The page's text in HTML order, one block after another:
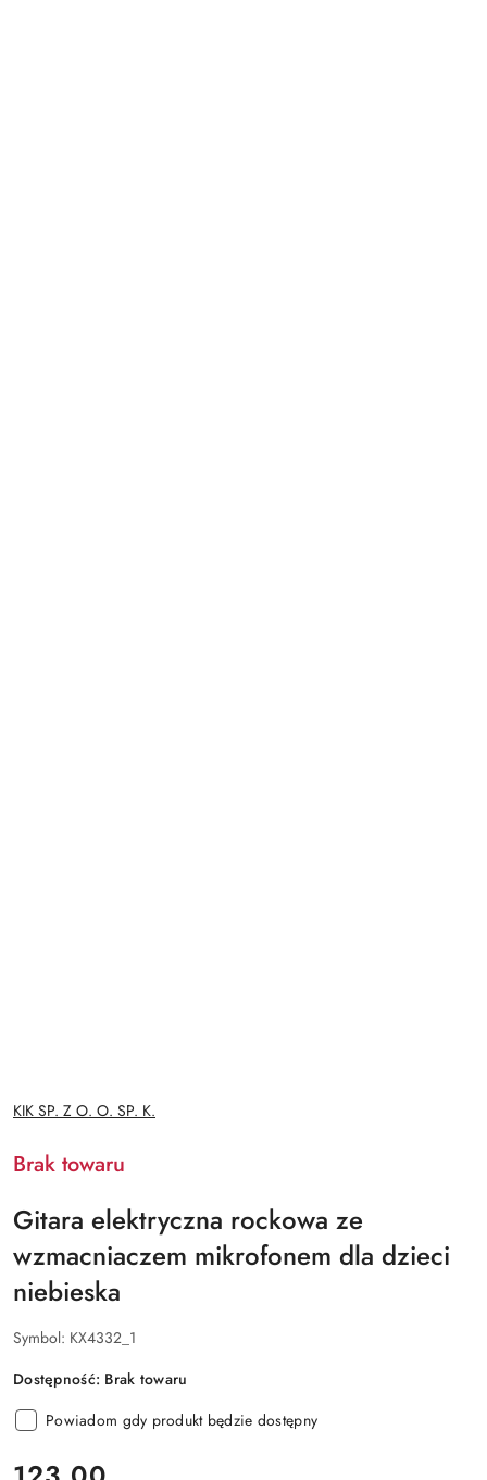
NAZWA
PRODUCENTA:
KIK SP. Z O. O. SP. K.
Brak towaru
Gitara elektryczna rockowa ze
wzmacniaczem mikrofonem dla dzieci
niebieska
Symbol: KX4332_1
Dostępność: Brak towaru
Powiadom gdy produkt będzie dostępny